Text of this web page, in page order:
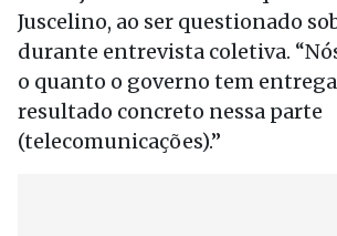
Juscelino, ao ser questionado
durante entrevista coletiva.
o quanto o governo tem
resultado concreto nessa parte
(telecomunicações).”